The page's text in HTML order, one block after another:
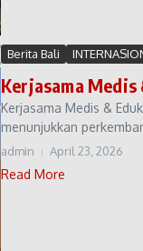
Berita Bali
Kerjasama
Kerjasama Medis &
menunjukkan
admin April 23, 2026
Read More